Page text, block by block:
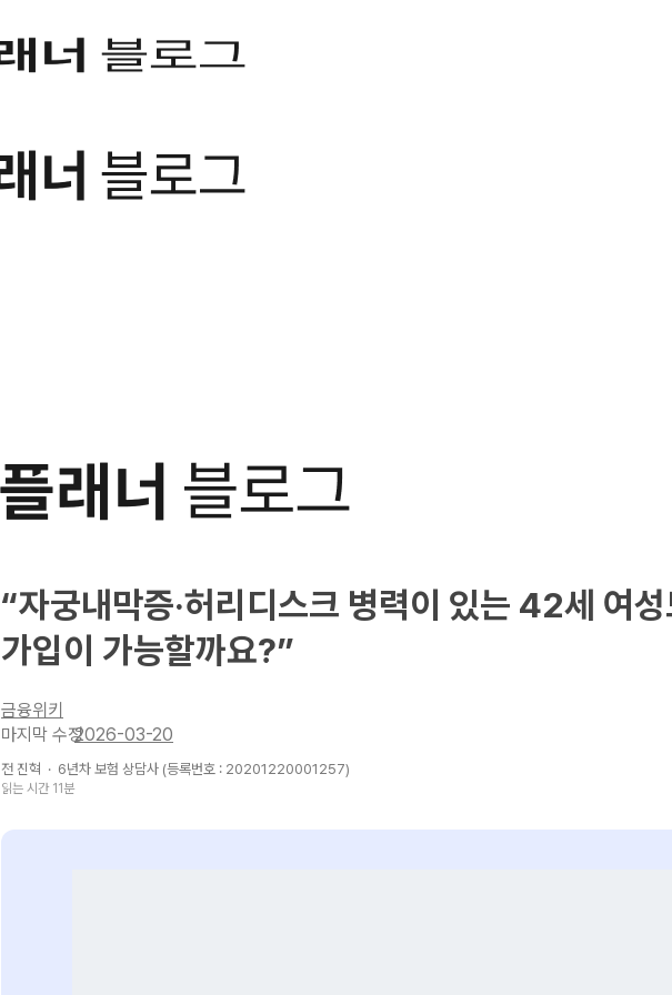
“자궁내막증·허리디스크 병력이 있는 42세 여
가입이 가능할까요?”
금융위키
2026-03-20
전 진혁 · 6년차 보험 상담사 (등록번호 : 20201220001257)
읽는 시간 11분